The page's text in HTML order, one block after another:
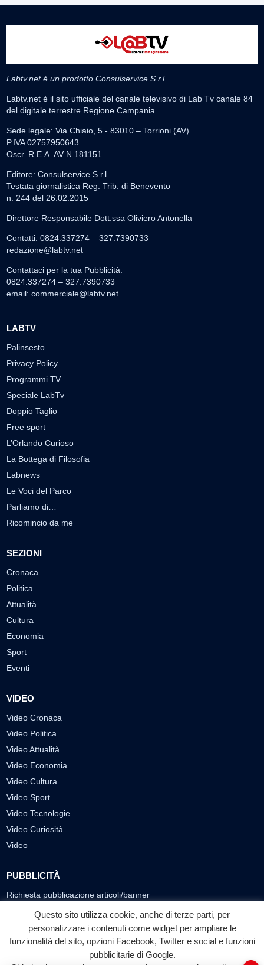
Labtv.net è un prodotto Consulservice S.r.l.
Labtv.net è il sito ufficiale del canale televisivo di Lab Tv canale 84
del digitale terrestre Regione Campania
Sede legale: Via Chiaio, 5 - 83010 – Torrioni (AV)
P.IVA 02757950643
Oscr. R.E.A. AV N.181151
Editore: Consulservice S.r.l.
Testata giornalistica Reg. Trib. di Benevento
n. 244 del 26.02.2015
Direttore Responsabile Dott.ssa Oliviero Antonella
Contatti: 0824.337274 – 327.7390733
redazione@labtv.net
Contattaci per la tua Pubblicità:
0824.337274 – 327.7390733
email: commerciale@labtv.net
LABTV
Palinsesto
Privacy Policy
Programmi TV
Speciale LabTv
Doppio Taglio
Free sport
L’Orlando Curioso
La Bottega di Filosofia
Labnews
Le Voci del Parco
Parliamo di…
Ricomincio da me
SEZIONI
Cronaca
Politica
Attualità
Cultura
Economia
Sport
Eventi
VIDEO
Video Cronaca
Video Politica
Video Attualità
Video Economia
Video Cultura
Video Sport
Video Tecnologie
Video Curiosità
Video
PUBBLICITÀ
Richiesta pubblicazione articoli/banner
SEGUICI SUI SOCIAL
f
Facebook
◎ ▶
YouTube
Questo sito utilizza cookie, anche di terze parti, per
personalizzare i contenuti come widget per ampliare le
funzionalità del sito, opzioni Facebook, Twitter e social e funzioni
pubblicitarie di Google.